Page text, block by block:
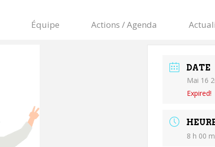
Équipe Actions / Agenda
DATE
Mai 16
Expired!
8 h 00